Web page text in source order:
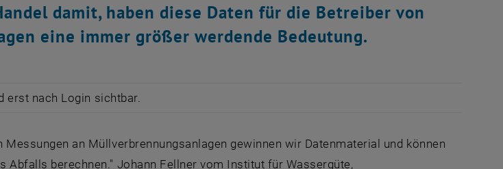
damit, haben diese Daten für die Betreiber von
eine immer größer werdende Bedeutung.
erst nach Login sichtbar.
Messungen an Müllverbrennungsanlagen gewinnen wir Datenmaterial und können
Abfalls berechnen." Johann Fellner vom Institut für Wassergüte,